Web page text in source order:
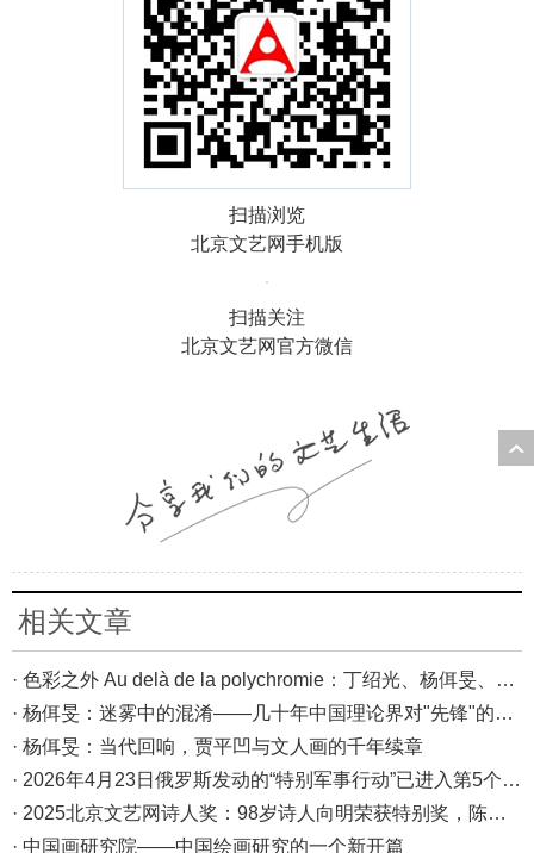
扫描浏览
北京文艺网手机版
扫描关注
北京文艺网官方微信
相关文章
· 色彩之外 Au delà de la polychromie：丁绍光、杨佴旻、Alain Cardenas·Castro巴黎展
· 杨佴旻：迷雾中的混淆——几十年中国理论界对"先锋"的误读，对创作的误导
· 杨佴旻：当代回响，贾平凹与文人画的千年续章
· 2026年4月23日俄罗斯发动的“特别军事行动”已进入第5个年头，俄乌局势最新综述
· 2025北京文艺网诗人奖：98岁诗人向明荣获特别奖，陈东东荣获诗人奖，茱萸荣获年度诗人奖！
· 中国画研究院——中国绘画研究的一个新开篇